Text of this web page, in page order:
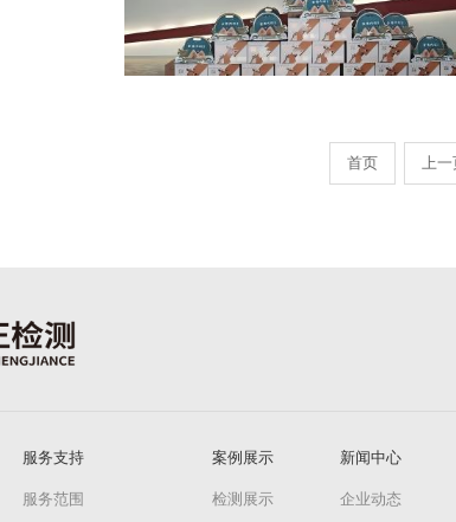
首页 上一
服务支持
服务范围
案例展示
检测展示
新闻中心
企业动态